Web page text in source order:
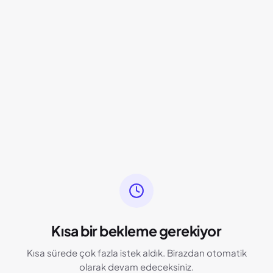
Kısa bir bekleme gerekiyor
Kısa sürede çok fazla istek aldık. Birazdan otomatik
olarak devam edeceksiniz.